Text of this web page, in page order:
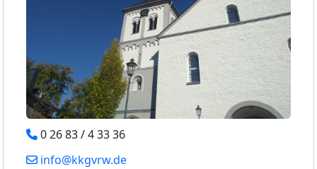
0 26 83 / 4 33 36
info@kkgvrw.de